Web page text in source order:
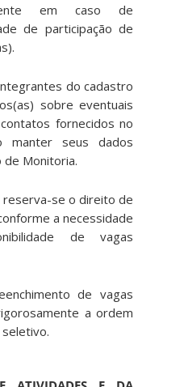
em caso de
de participação de
do cadastro
sobre eventuais
fornecidos no
manter seus dados
de Monitoria.
reserva-se o direito de
a necessidade
de vagas
de vagas
a ordem